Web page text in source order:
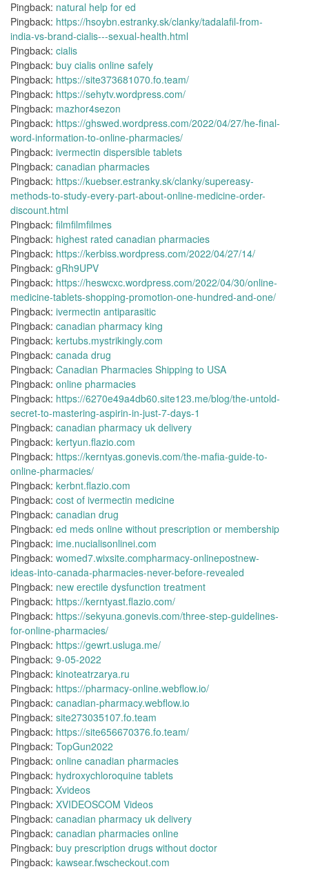
Pingback: natural help for ed
Pingback: https://hsoybn.estranky.sk/clanky/tadalafil-from-
india-vs-brand-cialis---sexual-health.html
Pingback: cialis
Pingback: buy cialis online safely
Pingback: https://site373681070.fo.team/
Pingback: https://sehytv.wordpress.com/
Pingback: mazhor4sezon
Pingback: https://ghswed.wordpress.com/2022/04/27/he-final-
word-information-to-online-pharmacies/
Pingback: ivermectin dispersible tablets
Pingback: canadian pharmacies
Pingback: https://kuebser.estranky.sk/clanky/supereasy-
methods-to-study-every-part-about-online-medicine-order-
discount.html
Pingback: filmfilmfilmes
Pingback: highest rated canadian pharmacies
Pingback: https://kerbiss.wordpress.com/2022/04/27/14/
Pingback: gRh9UPV
Pingback: https://heswcxc.wordpress.com/2022/04/30/online-
medicine-tablets-shopping-promotion-one-hundred-and-one/
Pingback: ivermectin antiparasitic
Pingback: canadian pharmacy king
Pingback: kertubs.mystrikingly.com
Pingback: canada drug
Pingback: Canadian Pharmacies Shipping to USA
Pingback: online pharmacies
Pingback: https://6270e49a4db60.site123.me/blog/the-untold-
secret-to-mastering-aspirin-in-just-7-days-1
Pingback: canadian pharmacy uk delivery
Pingback: kertyun.flazio.com
Pingback: https://kerntyas.gonevis.com/the-mafia-guide-to-
online-pharmacies/
Pingback: kerbnt.flazio.com
Pingback: cost of ivermectin medicine
Pingback: canadian drug
Pingback: ed meds online without prescription or membership
Pingback: ime.nucialisonlinei.com
Pingback: womed7.wixsite.compharmacy-onlinepostnew-
ideas-into-canada-pharmacies-never-before-revealed
Pingback: new erectile dysfunction treatment
Pingback: https://kerntyast.flazio.com/
Pingback: https://sekyuna.gonevis.com/three-step-guidelines-
for-online-pharmacies/
Pingback: https://gewrt.usluga.me/
Pingback: 9-05-2022
Pingback: kinoteatrzarya.ru
Pingback: https://pharmacy-online.webflow.io/
Pingback: canadian-pharmacy.webflow.io
Pingback: site273035107.fo.team
Pingback: https://site656670376.fo.team/
Pingback: TopGun2022
Pingback: online canadian pharmacies
Pingback: hydroxychloroquine tablets
Pingback: Xvideos
Pingback: XVIDEOSCOM Videos
Pingback: canadian pharmacy uk delivery
Pingback: canadian pharmacies online
Pingback: buy prescription drugs without doctor
Pingback: kawsear.fwscheckout.com